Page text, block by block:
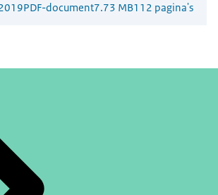
PDF-document7.73 MB112 pagina's